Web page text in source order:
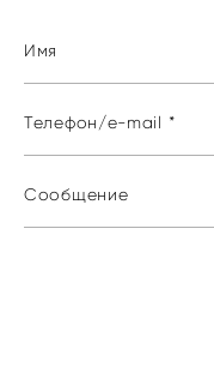
Имя
Телефон/e-mail *
Сообщение